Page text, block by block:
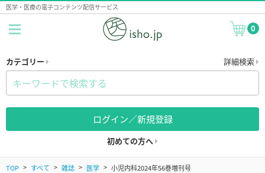
医学・医療の電子コンテンツ配信サービス
0
カテゴリー 詳細検索
ログイン／新規登録
初めての方へ
TOP すべて 雑誌 医学 小児内科2024年56巻増刊号